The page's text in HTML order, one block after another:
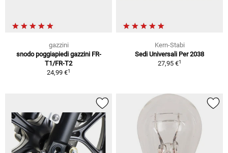
gazzini
snodo poggiapiedi gazzini FR-
T1/FR-T2
24,99 €1
Kern-Stabi
Sedi Universali Per 2038
27,95 €1